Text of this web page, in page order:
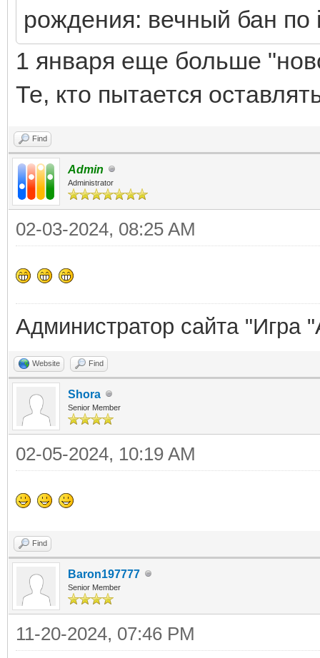
рождения: вечный бан по
1 января еще больше
Те, кто пытается
Find
Admin
Administrator
02-03-2024, 08:25 AM
Администратор сайта "Игра
Website Find
Shora
Senior Member
02-05-2024, 10:19 AM
Find
Baron197777
Senior Member
11-20-2024, 07:46 PM